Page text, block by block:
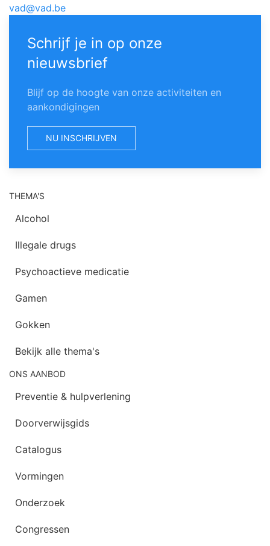
vad@vad.be
Schrijf je in op onze
nieuwsbrief
Blijf op de hoogte van onze activiteiten en
aankondigingen
NU INSCHRIJVEN
THEMA'S
Alcohol
Illegale drugs
Psychoactieve medicatie
Gamen
Gokken
Bekijk alle thema's
ONS AANBOD
Preventie & hulpverlening
Doorverwijsgids
Catalogus
Vormingen
Onderzoek
Congressen